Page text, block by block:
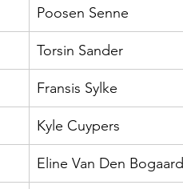
Poosen Senne
Torsin Sander
Fransis Sylke
Kyle Cuypers
Eline Van Den Bogaard